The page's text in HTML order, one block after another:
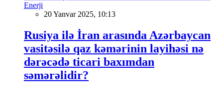
Enerji
20 Yanvar 2025, 10:13
Rusiya ilə İran arasında Azərbaycan
vasitəsilə qaz kəmərinin layihəsi nə
dərəcədə ticari baxımdan
səmərəlidir?